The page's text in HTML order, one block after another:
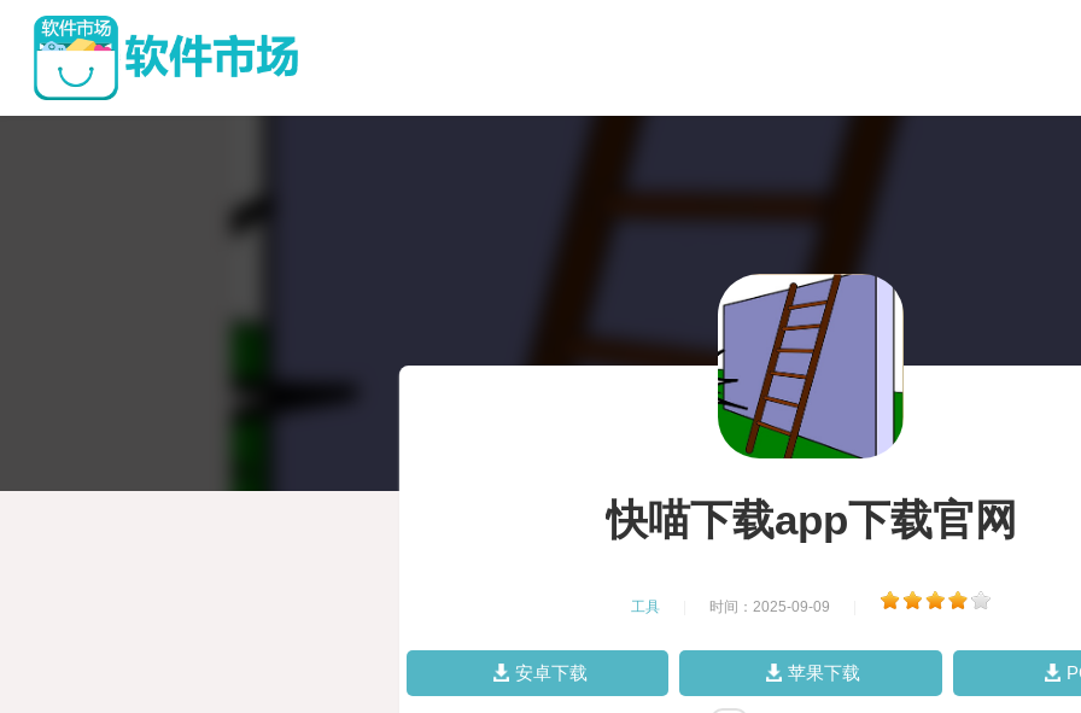
快喵下载app下载官网
工具 时间：2025-09-09
安卓下载 苹果下载